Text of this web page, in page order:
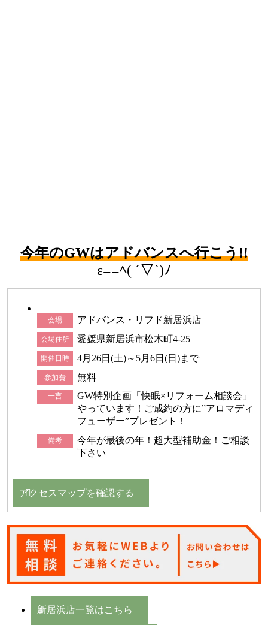
今年のGWはアドバンスへ行こう!!
ε≡≡ﾍ( ´▽`)ﾉ
会場 アドバンス・リフド新居浜店
会場住所 愛媛県新居浜市松木町4-25
開催日時 4月26日(土)～5月6日(日)まで
参加費 無料
一言
GW特別企画「快眠×リフォーム相談会」
やっています！ご成約の方に”アロマディ
フューザー”プレゼント！
備考
今年が最後の年！超大型補助金！ご相談
下さい
アクセスマップを確認する
新居浜店一覧はこちら